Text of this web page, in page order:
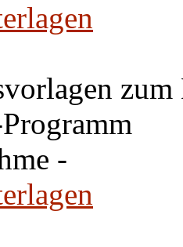
zum
-